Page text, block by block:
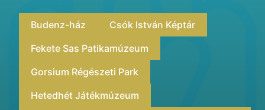
Budenz-ház
Csók István Képtár
Fekete Sas Patikamúzeum
Gorsium Régészeti Park
Hetedhét Játékmúzeum